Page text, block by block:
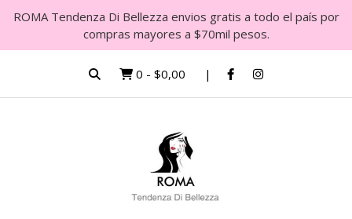
ROMA Tendenza Di Bellezza envios gratis a todo el país por
compras mayores a $70mil pesos.
0 - $0,00